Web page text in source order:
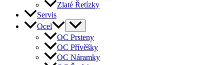
Zlaté Řetízky
Servis
Ocel
OC Prsteny
OC Přívěšky
OC Náramky